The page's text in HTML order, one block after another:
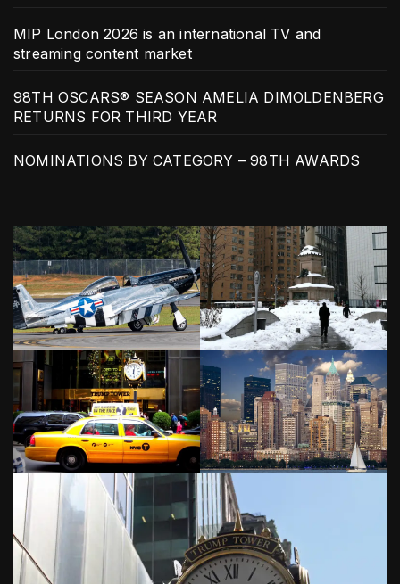
MIP London 2026 is an international TV and
streaming content market
98TH OSCARS® SEASON AMELIA DIMOLDENBERG
RETURNS FOR THIRD YEAR
NOMINATIONS BY CATEGORY – 98TH AWARDS